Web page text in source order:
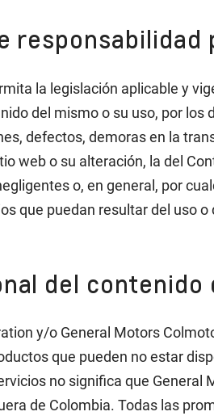
la legislación aplicable y
del mismo o su uso, por
defectos, demoras en la
web o su alteración, la del
o, en general, por
que puedan resultar del uso
del contenido
y/o General Motors
que pueden no estar
no significa que
de Colombia. Todas las